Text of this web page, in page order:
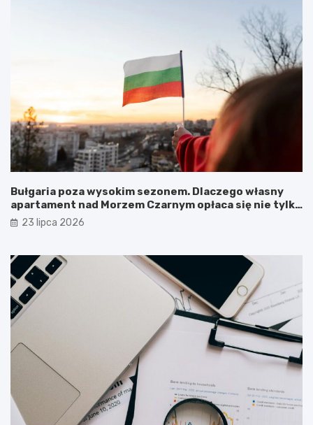
Bułgaria poza wysokim sezonem. Dlaczego własny
apartament nad Morzem Czarnym opłaca się nie tylko
latem?
23 lipca 2026